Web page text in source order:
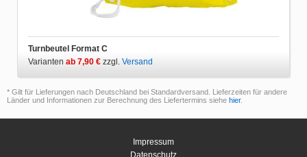
Turnbeutel Format C
Varianten ab 7,90 € zzgl. Versand
* Gilt für Lieferungen nach Deutschland bei Standardversand. Lieferzeiten für andere
Länder und Informationen zur Berechnung des Liefertermins siehe hier.
Impressum
Datenschutz